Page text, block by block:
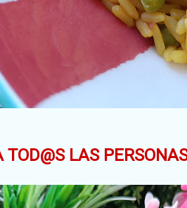
TOD@S LAS